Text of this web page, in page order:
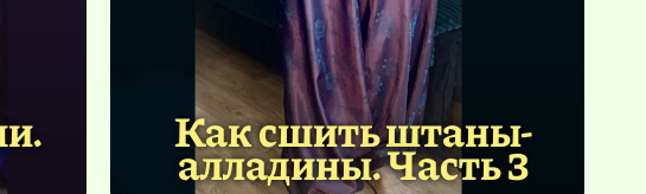
Как сшить штаны-
алладины. Часть 3